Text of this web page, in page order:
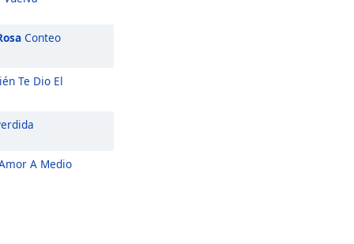
Conteo
Te Dio El
A Medio